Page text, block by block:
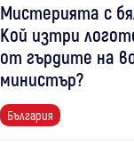
Мистерията с
Кой изтри
от гърдите на
министър?
България